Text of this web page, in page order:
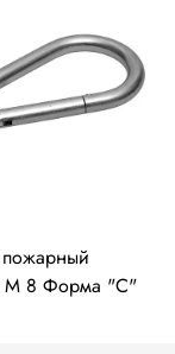
М 8 Форма "С"